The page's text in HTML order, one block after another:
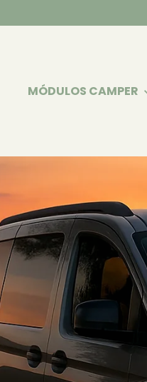
MÓDULOS CAMPER